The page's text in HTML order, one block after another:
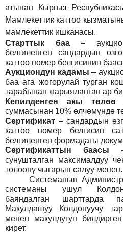
атынан Кыргыз
Мамлекеттик каттоо
мамлекеттик ишканасы.
Старттык баа–
белгиленген сандардын
каттоо номер белгисинин
Аукциондун кадамы –
баа ага жогорулай турган
тарабынан жарыяланган ар
Кепилденген акы төлөө
суммасынан 10% өлчөмүндө
Сертификат – сандардын
каттоо номер белгисин
белгиленген формадагы
Сертификаттын баасы –
сунушталган максималдуу
төлөөнү чыгарып салуу менен.
Системанын
системаны ушул
баяндалган шарттарда
Макулдашуу Колдонуучу
менен макулдугун
кирет.